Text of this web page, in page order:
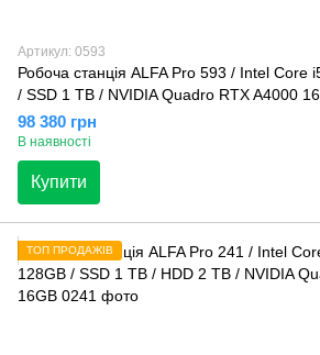
Артикул: 0593
Робоча станція ALFA Pro 593 / Intel Core
/ SSD 1 TB / NVIDIA Quadro RTX A4000
98 380 грн
В наявності
Купити
ТОП ПРОДАЖІВ